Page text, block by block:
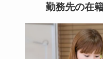
勤務先の在